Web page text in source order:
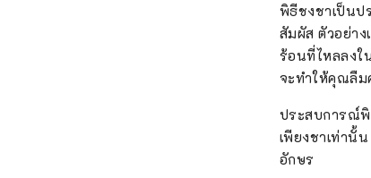
พิธีชงชาเป็นป
สัมผัส ตัวอย่า
ร้อนที่ไหลลงใ
จะทำให้คุณลืม
ประสบการณ์พิ
เพียงชาเท่านั้
อักษร